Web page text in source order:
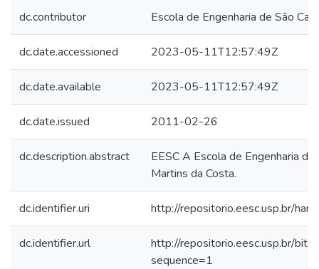
dc.contributor Escola de Engenharia de São
dc.date.accessioned 2023-05-11T12:57:49Z
dc.date.available 2023-05-11T12:57:49Z
dc.date.issued 2011-02-26
dc.description.abstract
EESC A Escola de Engenharia
Martins da Costa.
dc.identifier.uri http://repositorio.eesc.usp.br/
dc.identifier.url
http://repositorio.eesc.usp.br/
sequence=1